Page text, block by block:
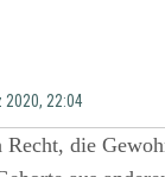
2020, 22:04
Recht, die